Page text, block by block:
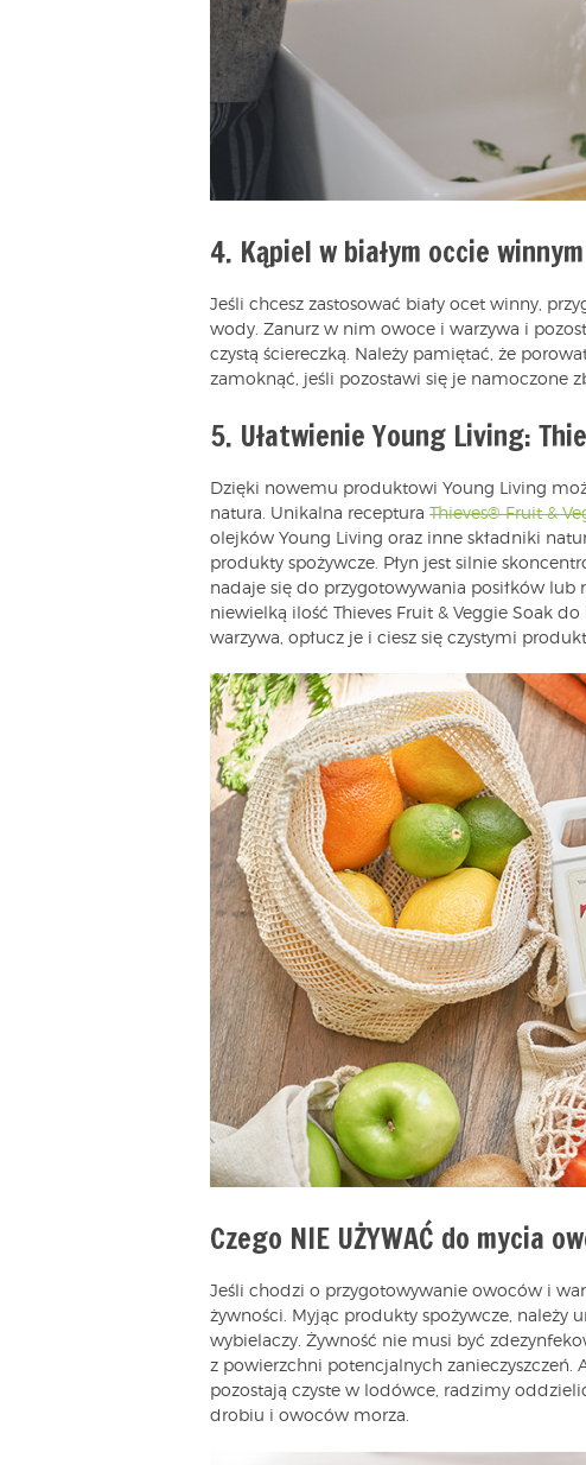
4. Kąpiel w białym occie winnym
Jeśli chcesz zastosować biały ocet winny,
wody. Zanurz w nim owoce i warzywa i
czystą ściereczką. Należy pamiętać, że
zamoknąć, jeśli pozostawi się je namoczone
5. Ułatwienie Young Living:
Dzięki nowemu produktowi Young Living
natura. Unikalna receptura Thieves® Fruit &
olejków Young Living oraz inne składniki
produkty spożywcze. Płyn jest silnie
nadaje się do przygotowywania posiłków
niewielką ilość Thieves Fruit & Veggie Soak
warzywa, opłucz je i ciesz się czystymi
Czego NIE UŻYWAĆ do mycia
Jeśli chodzi o przygotowywanie owoców i
żywności. Myjąc produkty spożywcze, należy
wybielaczy. Żywność nie musi być
z powierzchni potencjalnych zanieczyszczeń.
pozostają czyste w lodówce, radzimy
drobiu i owoców morza.